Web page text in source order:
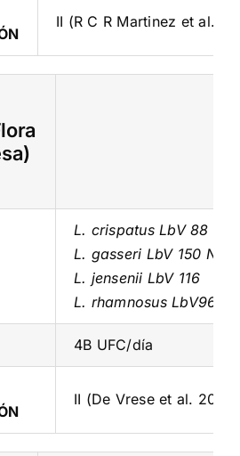
II (R C R Martinez et al.
L. crispatus LbV 88
L. gasseri LbV 150 N
L. jensenii LbV 116
L. rhamnosus LbV96
4B UFC/día
II (De Vrese et al. 2019)